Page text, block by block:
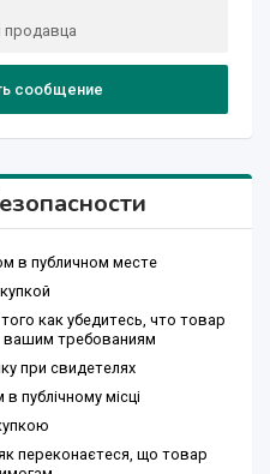
продавца
сообщение
в публичном месте
как убедитесь, что товар
вашим требованиям
при свидетелях
публічному місці
переконаєтеся, що товар